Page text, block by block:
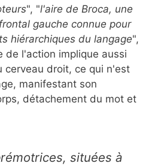
", "l'aire de Broca, une
gauche connue pour
hiérarchiques du langage",
de l'action implique aussi
cerveau droit, ce qui n'est
manifestant son
détachement du mot et
situées à